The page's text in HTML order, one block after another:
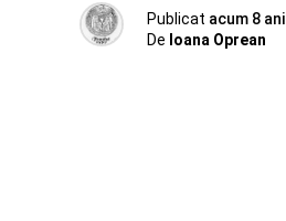
Publicat acum 8 ani
De Ioana Oprean